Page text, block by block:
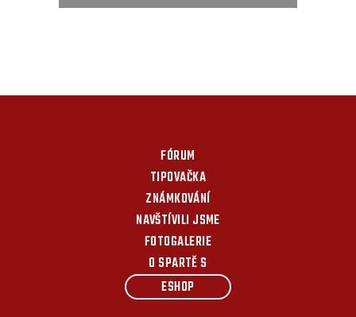
FÓRUM
TIPOVAČKA
ZNÁMKOVÁNÍ
NAVŠTÍVILI JSME
FOTOGALERIE
O SPARTĚ S
ESHOP